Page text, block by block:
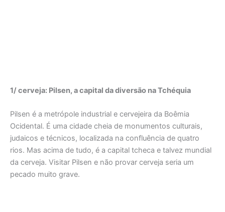
1/ cerveja: Pilsen, a capital da diversão na Tchéquia
Pilsen é a metrópole industrial e cervejeira da Boêmia
Ocidental. É uma cidade cheia de monumentos culturais,
judaicos e técnicos, localizada na confluência de quatro
rios. Mas acima de tudo, é a capital tcheca e talvez mundial
da cerveja. Visitar Pilsen e não provar cerveja seria um
pecado muito grave.